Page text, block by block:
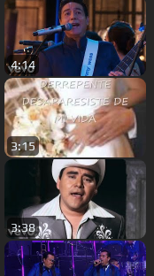
4:14
3:15
3:38